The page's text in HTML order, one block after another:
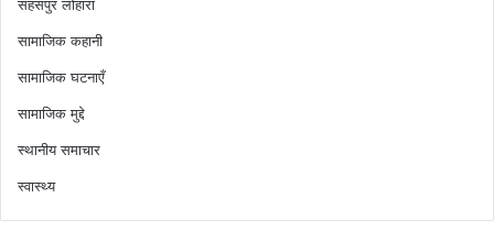
सहसपुर लोहारा
सामाजिक कहानी
सामाजिक घटनाएँ
सामाजिक मुद्दे
स्थानीय समाचार
स्वास्थ्य